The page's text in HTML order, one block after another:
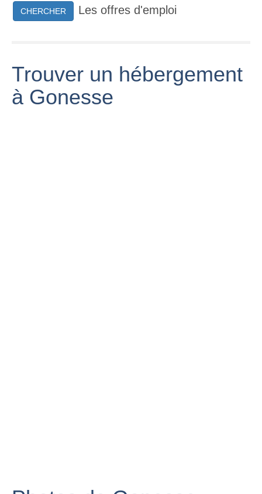
CHERCHER Les offres d'emploi
Trouver un hébergement
à Gonesse